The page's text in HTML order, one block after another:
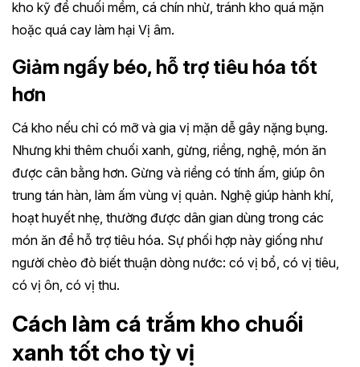
kho kỹ để chuối mềm, cá chín nhừ, tránh kho quá mặn
hoặc quá cay làm hại Vị âm.
Giảm ngấy béo, hỗ trợ tiêu hóa tốt
hơn
Cá kho nếu chỉ có mỡ và gia vị mặn dễ gây nặng bụng.
Nhưng khi thêm chuối xanh, gừng, riềng, nghệ, món ăn
được cân bằng hơn. Gừng và riềng có tính ấm, giúp ôn
trung tán hàn, làm ấm vùng vị quản. Nghệ giúp hành khí,
hoạt huyết nhẹ, thường được dân gian dùng trong các
món ăn để hỗ trợ tiêu hóa. Sự phối hợp này giống như
người chèo đò biết thuận dòng nước: có vị bổ, có vị tiêu,
có vị ôn, có vị thu.
Cách làm cá trắm kho chuối
xanh tốt cho tỳ vị